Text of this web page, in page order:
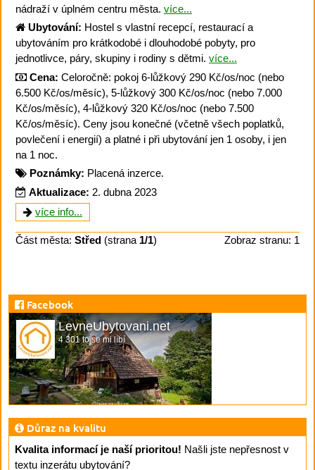
nádraží v úplném centru města. více...
Ubytování: Hostel s vlastní recepcí, restaurací a
ubytováním pro krátkodobé i dlouhodobé pobyty, pro
jednotlivce, páry, skupiny i rodiny s dětmi. více...
Cena: Celoročně: pokoj 6-lůžkový 290 Kč/os/noc (nebo
6.500 Kč/os/měsíc), 5-lůžkový 300 Kč/os/noc (nebo 7.000
Kč/os/měsíc), 4-lůžkový 320 Kč/os/noc (nebo 7.500
Kč/os/měsíc). Ceny jsou konečné (včetně všech poplatků,
povlečení i energií) a platné i při ubytování jen 1 osoby, i jen
na 1 noc.
Poznámky: Placená inzerce.
Aktualizace: 2. dubna 2023
více info...
Část města: Střed (strana 1/1) Zobraz stranu: 1
Facebook
LevneUbytovani.net
4 301 to se mi líbí
Důraz na kvalitu
Kvalita informací je naší prioritou! Našli jste nepřesnost v
textu inzerátu ubytování?